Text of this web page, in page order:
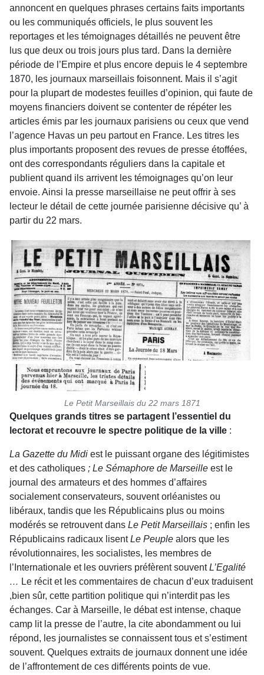
annoncent en quelques phrases certains faits importants
ou les communiqués officiels, le plus souvent les
reportages et les témoignages détaillés ne peuvent être
lus que deux ou trois jours plus tard. Dans la dernière
période de l’Empire et plus encore depuis le 4 septembre
1870, les journaux marseillais foisonnent. Mais il s’agit
pour la plupart de modestes feuilles d’opinion, qui faute de
moyens financiers doivent se contenter de répéter les
articles émis par les journaux parisiens ou ceux que vend
l’agence Havas un peu partout en France. Les titres les
plus importants proposent des revues de presse étoffées,
ont des correspondants réguliers dans la capitale et
publient quand ils arrivent les témoignages qu’on leur
envoie. Ainsi la presse marseillaise ne peut offrir à ses
lecteur le détail de cette journée parisienne décisive qu’ à
partir du 22 mars.
Le Petit Marseillais du 22 mars 1871
Quelques grands titres se partagent l’essentiel du
lectorat et recouvre le spectre politique de la ville :
La Gazette du Midi est le puissant organe des légitimistes
et des catholiques ; Le Sémaphore de Marseille est le
journal des armateurs et des hommes d’affaires
socialement conservateurs, souvent orléanistes ou
libéraux, tandis que les Républicains plus ou moins
modérés se retrouvent dans Le Petit Marseillais ; enfin les
Républicains radicaux lisentLe Peuple alors que les
révolutionnaires, les socialistes, les membres de
l’Internationale et les ouvriers préfèrent souventL’Egalité
… Le récit et les commentaires de chacun d’eux traduisent
,bien sûr, cette partition politique qui n’interdit pas les
échanges. Car à Marseille, le débat est intense, chaque
camp lit la presse de l’autre, la cite abondamment ou lui
répond, les journalistes se connaissent tous et s’estiment
souvent. Quelques extraits de journaux donnent une idée
de l’affrontement de ces différents points de vue.